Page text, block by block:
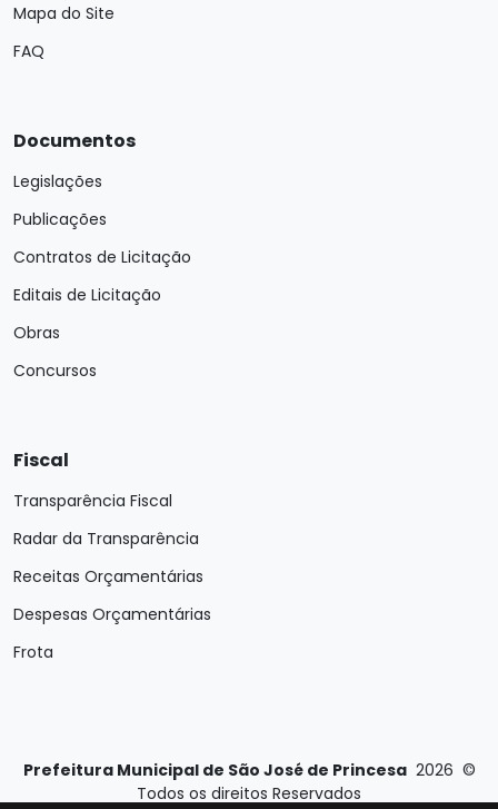
Mapa do Site
FAQ
Documentos
Legislações
Publicações
Contratos de Licitação
Editais de Licitação
Obras
Concursos
Fiscal
Transparência Fiscal
Radar da Transparência
Receitas Orçamentárias
Despesas Orçamentárias
Frota
Prefeitura Municipal de São José de Princesa 2026 ©
Todos os direitos Reservados